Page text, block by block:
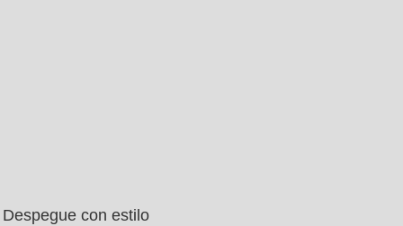
Despegue con estilo